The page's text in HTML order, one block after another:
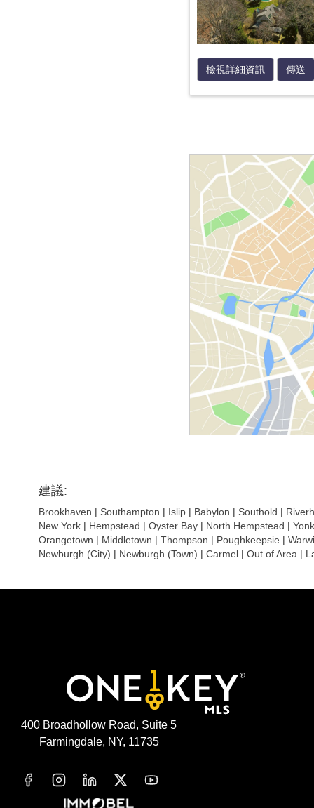
檢視詳細資訊 傳送
建議:
Brookhaven | Southampton | Islip | Babylon | Southold |
New York | Hempstead | Oyster Bay | North Hempstead |
Orangetown | Middletown | Thompson | Poughkeepsie |
Newburgh (City) | Newburgh (Town) | Carmel | Out of Area |
400 Broadhollow Road, Suite 5
Farmingdale, NY, 11735